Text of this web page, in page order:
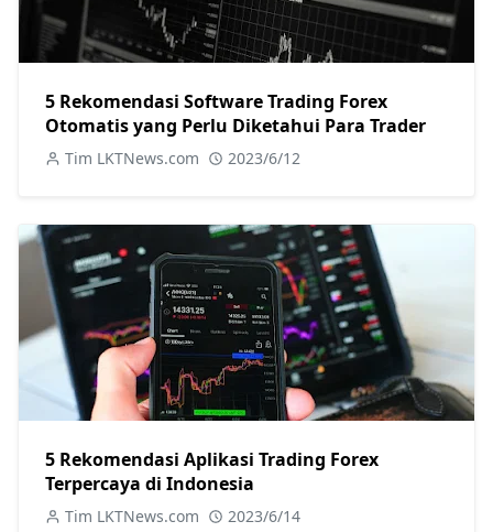
5 Rekomendasi Software Trading Forex
Otomatis yang Perlu Diketahui Para Trader
Tim LKTNews.com 2023/6/12
5 Rekomendasi Aplikasi Trading Forex
Terpercaya di Indonesia
Tim LKTNews.com 2023/6/14